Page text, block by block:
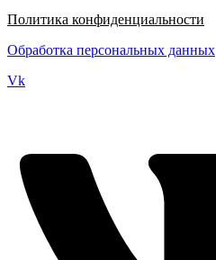
Политика конфиденциальности
Обработка персональных данных
Vk